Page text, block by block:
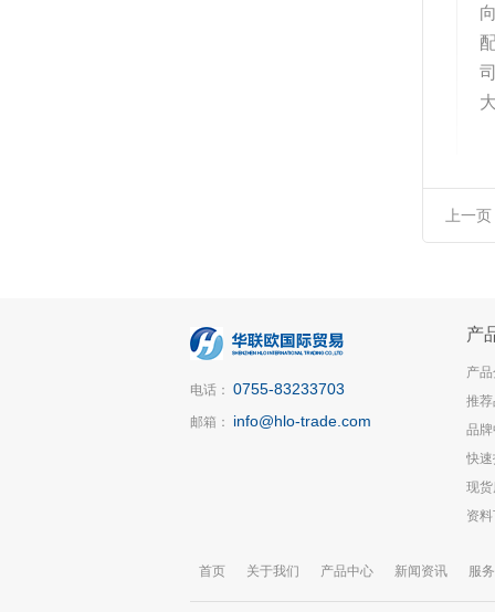
上一
电话： 0755-83233703
邮箱： info@hlo-trade.com
产
产
推
品
快
现
资
首页 关于我们 产品中心 新闻资讯 服